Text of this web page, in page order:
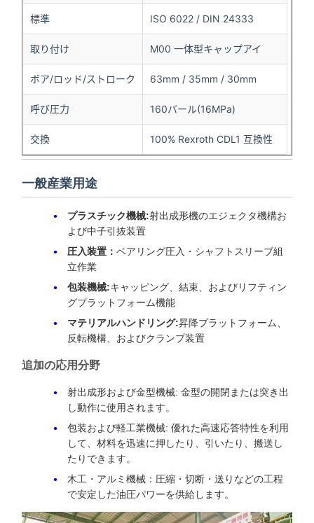
標準 ISO 6022 / DIN 24333
取り付け M00 一体型キャップアイ
ボア/ロッド/ストローク 63mm / 35mm / 30mm
呼び圧力 160バール(16MPa)
交換 100% Rexroth CDL1 互換性
一般産業用途
プラスチック機械:射出成形機のエジェクタ機構お
よび中子引抜装置
圧入装置： ベアリング圧入・シャフトスリーブ組
立作業
包装機械:キャッピング、結束、およびリフティン
グプラットフォーム機能
マテリアルハンドリング:昇降プラットフォーム、
反転機構、およびクランプ装置
追加の応用分野
射出成形および金型機械: 金型の開閉または突き出
し動作に使用されます。
包装および軽工業機械: 優れた高速応答特性を利用
して、材料を迅速に押したり、引いたり、搬送し
たりできます。
木工・アルミ機械：圧縮・切断・送りなどの工程
で安定した油圧パワーを供給します。